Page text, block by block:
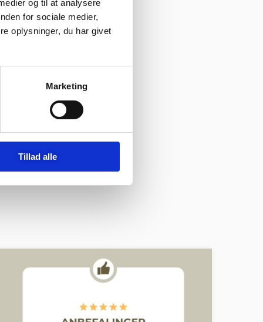
og til at analysere
for sociale medier,
oplysninger, du har givet
Marketing
Tillad alle